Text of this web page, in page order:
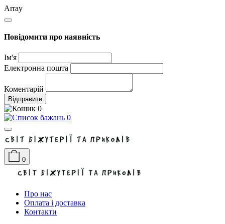
Array
Повідомити про наявність
Ім'я
Електронна пошта
Коментарій
Відправити
0
0
0
Про нас
Оплата і доставка
Контакти